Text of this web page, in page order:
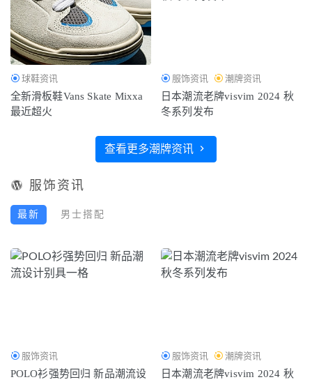
球鞋资讯
全新滑板鞋Vans Skate Mixxa
最近超火
服饰资讯 潮牌资讯
日本潮流老牌visvim 2024 秋
冬系列发布
查看更多潮牌资讯
服饰资讯
最新 男士搭配
服饰资讯
POLO衫强势回归 新品潮流设
服饰资讯 潮牌资讯
日本潮流老牌visvim 2024 秋